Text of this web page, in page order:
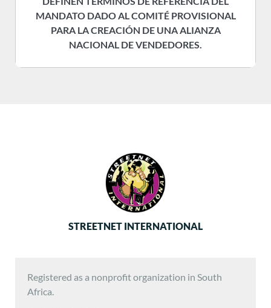
MANDATO DADO AL COMITÉ PROVISIONAL
PARA LA CREACIÓN DE UNA ALIANZA
NACIONAL DE VENDEDORES.
STREETNET INTERNATIONAL
Registered as a nonprofit organization in South
Africa.